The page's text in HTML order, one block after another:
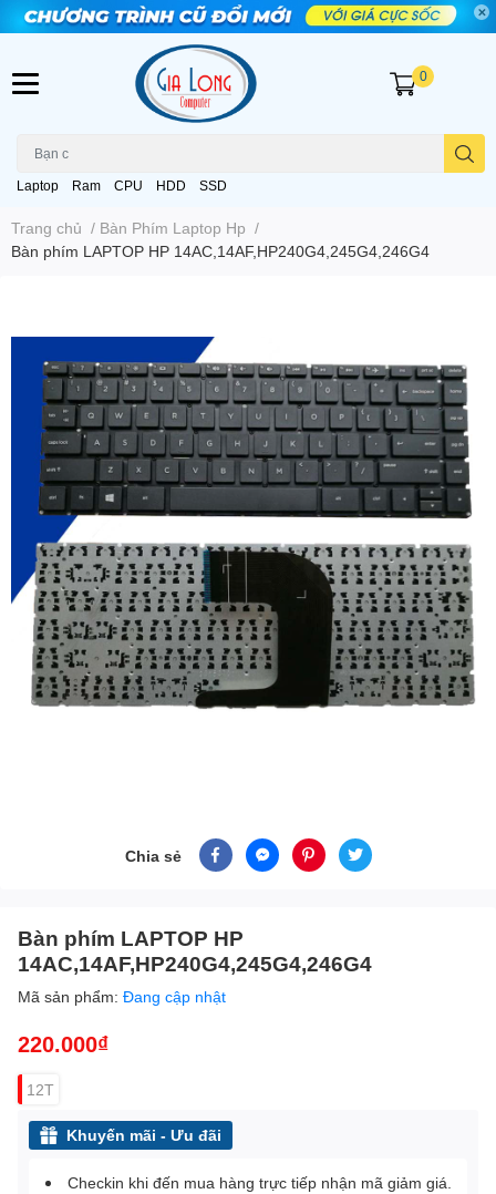
Laptop Ram CPU HDD SSD
0
Trang chủ / Bàn Phím Laptop Hp /
Bàn phím LAPTOP HP 14AC,14AF,HP240G4,245G4,246G4
Chia sẻ
Bàn phím LAPTOP HP
14AC,14AF,HP240G4,245G4,246G4
Mã sản phẩm: Đang cập nhật
220.000₫
12T
Khuyến mãi - Ưu đãi
Checkin khi đến mua hàng trực tiếp nhận mã giảm giá.